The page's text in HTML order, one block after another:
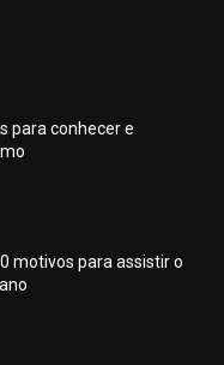
para conhecer e
motivos para assistir o